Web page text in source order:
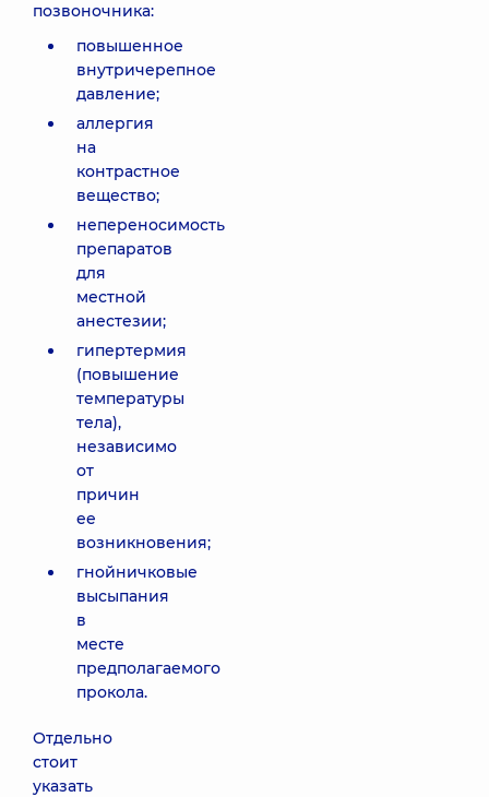
позвоночника:
повышенное
внутричерепное
давление;
аллергия
на
контрастное
вещество;
непереносимость
препаратов
для
местной
анестезии;
гипертермия
(повышение
температуры
тела),
независимо
от
причин
ее
возникновения;
гнойничковые
высыпания
в
месте
предполагаемого
прокола.
Отдельно
стоит
указать